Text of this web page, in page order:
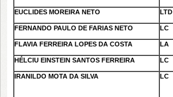
EUCLIDES MOREIRA NETO LTD
FERNANDO PAULO DE FARIAS NETO LC
FLAVIA FERREIRA LOPES DA COSTA LA
HÉLCIU EINSTEIN SANTOS FERREIRA LC
IRANILDO MOTA DA SILVA LC